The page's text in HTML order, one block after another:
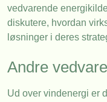
vedvarende
diskutere, hvordan
løsninger i deres
Andre
Ud over vindenergi er